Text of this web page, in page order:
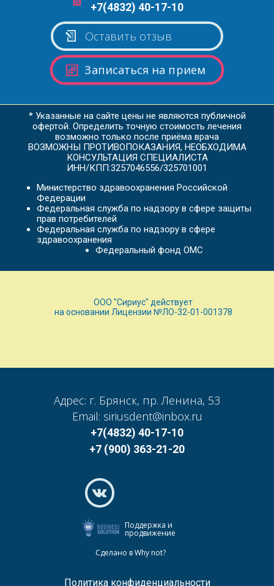
Оставить отзыв
+7(4832) 40-17-10
Записаться на прием
* Указанные на сайте цены не являются публичной
офертой. Определить точную стоимость лечения
возможно только после приёма врача
ВОЗМОЖНЫ ПРОТИВОПОКАЗАНИЯ, НЕОБХОДИМА
КОНСУЛЬТАЦИЯ СПЕЦИАЛИСТА
ИНН/КПП:3257046556/325701001
Министерство здравоохранения Российской
Федерации
Федеральная служба по надзору в сфере защиты
прав потребителей
Федеральная служба по надзору в сфере
здравоохранения
Федеральный фонд ОМС
ООО "Сириус" действует
на основании Лицензии №ЛО-32-01-001378
Поддержка и
продвижение
Сделано в Why not?
Адрес: г. Брянск, пр. Ленина, 53
Email: siriusdent@inbox.ru
+7(4832) 40-17-10
+7 (900) 363-21-20
Политика конфиденциальности